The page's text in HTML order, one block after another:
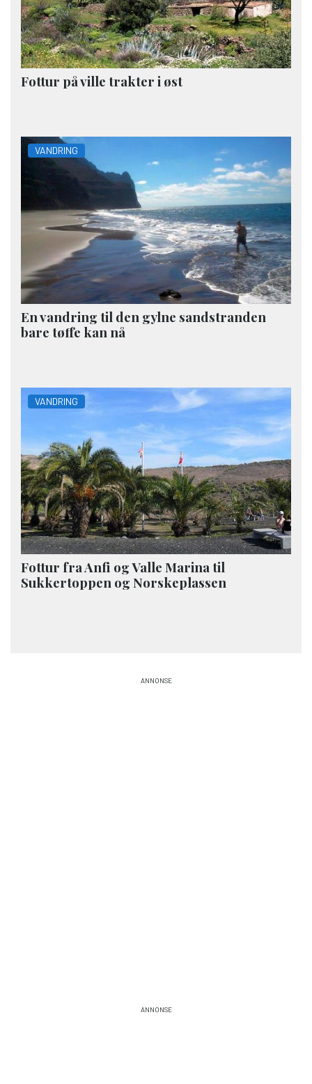
Fottur på ville trakter i øst
VANDRING
En vandring til den gylne sandstranden
bare tøffe kan nå
VANDRING
Fottur fra Anfi og Valle Marina til
Sukkertoppen og Norskeplassen